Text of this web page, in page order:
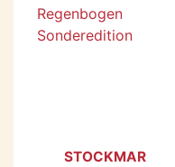
STOCKMAR